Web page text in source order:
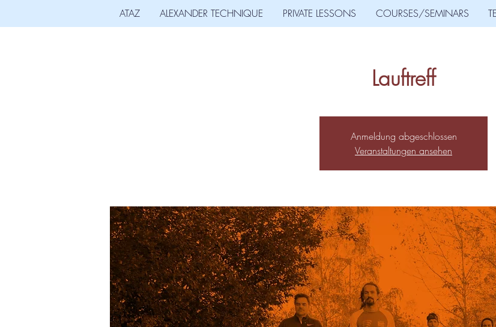
ATAZ ALEXANDER TECHNIQUE PRIVATE LESSONS COURSES/SEMINARS
Lauftreff
Anmeldung abgeschlossen
Veranstaltungen ansehen